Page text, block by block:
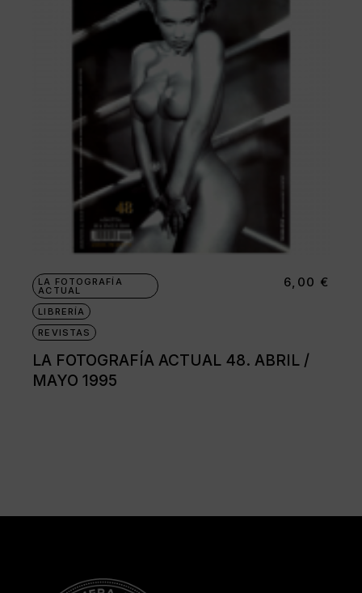
LA FOTOGRAFÍA
ACTUAL
LIBRERÍA
REVISTAS
LA FOTOGRAFÍA ACTUAL 48. ABRIL /
MAYO 1995
6,00 €